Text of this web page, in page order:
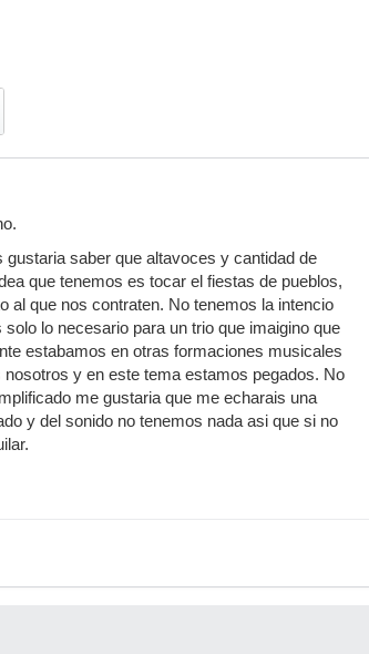
saber que altavoces y cantidad de
que tenemos es tocar el fiestas de pueblos,
al que nos contraten. No tenemos la intencio
lo necesario para un trio que imaigino que
estabamos en otras formaciones musicales
y en este tema estamos pegados. No
me gustaria que me echarais una
y del sonido no tenemos nada asi que si no